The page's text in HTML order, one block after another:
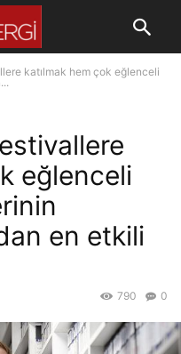
katılmak hem çok eğlenceli
eğlenceli
en etkili
0
790